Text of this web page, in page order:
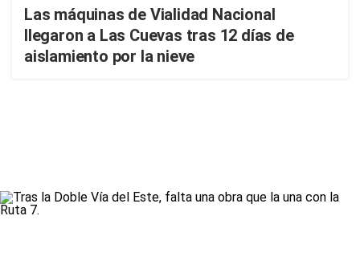
Las máquinas de Vialidad Nacional
llegaron a Las Cuevas tras 12 días de
aislamiento por la nieve